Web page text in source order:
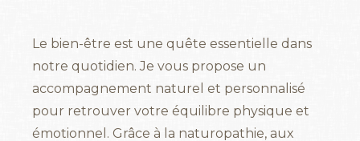
Le bien-être est une quête essentielle dans
notre quotidien. Je vous propose un
accompagnement naturel et personnalisé
pour retrouver votre équilibre physique et
émotionnel. Grâce à la naturopathie, aux